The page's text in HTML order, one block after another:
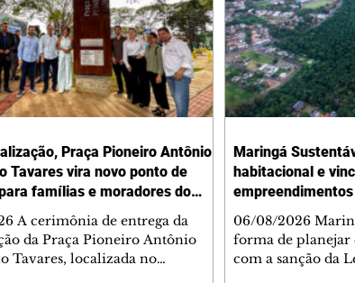
Praça Pioneiro Antônio
Tavares vira novo ponto de
famílias e moradores do
A cerimônia de entrega da
da Praça Pioneiro Antônio
Tavares, localizada no
Maringá
habitacional e
cidade
06/08/2026
forma de planejar
com a sanção da